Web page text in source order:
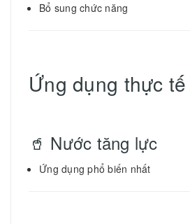
Bổ sung chức năng
Ứng dụng thực tế
🥤 Nước tăng lực
Ứng dụng phổ biến nhất